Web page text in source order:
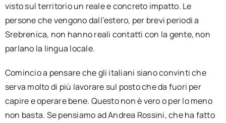
visto sul territorio un reale e concreto impatto. Le
persone che vengono dall’estero, per brevi periodi a
Srebrenica, non hanno reali contatti con la gente, non
parlano la lingua locale.
Comincio a pensare che gli italiani siano convinti che
serva molto di più lavorare sul posto che da fuori per
capire e operare bene. Questo non è vero o per lo meno
non basta. Se pensiamo ad Andrea Rossini, che ha fatto